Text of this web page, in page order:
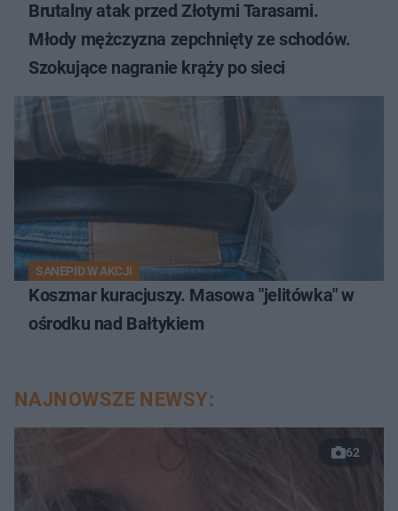
Brutalny atak przed Złotymi Tarasami.
Młody mężczyzna zepchnięty ze schodów.
Szokujące nagranie krąży po sieci
SANEPID W AKCJI
Koszmar kuracjuszy. Masowa "jelitówka" w
ośrodku nad Bałtykiem
NAJNOWSZE NEWSY:
62